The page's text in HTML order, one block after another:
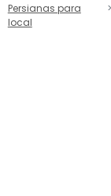
Persianas para
local